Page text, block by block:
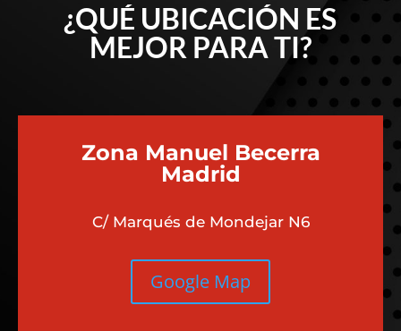
¿QUÉ UBICACIÓN ES
MEJOR PARA TI?
Zona Manuel Becerra
Madrid
C/ Marqués de Mondejar N6
Google Map